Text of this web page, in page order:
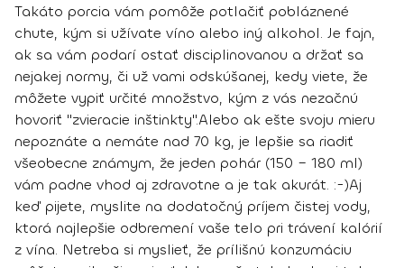
Takáto porcia vám pomôže potlačiť pobláznené
chute, kým si užívate víno alebo iný alkohol. Je fajn,
ak sa vám podarí ostať disciplinovanou a držať sa
nejakej normy, či už vami odskúšanej, kedy viete, že
môžete vypiť určité množstvo, kým z vás nezačnú
hovoriť "zvieracie inštinkty".Alebo ak ešte svoju mieru
nepoznáte a nemáte nad 70 kg, je lepšie sa riadiť
všeobecne známym, že jeden pohár (150 – 180 ml)
vám padne vhod aj zdravotne a je tak akurát. :-)Aj
keď pijete, myslite na dodatočný príjem čistej vody,
ktorá najlepšie odbremení vaše telo pri trávení kalórií
z vína. Netreba si myslieť, že prílišnú konzumáciu